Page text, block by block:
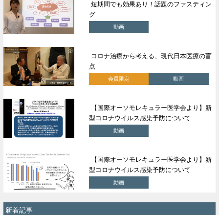
短期間でも効果あり！話題のファスティン
グ
動画
コロナ治療から考える、現代日本医療の盲
点
会員限定 動画
【国際オーソモレキュラー医学会より】新
型コロナウイルス感染予防について
動画
【国際オーソモレキュラー医学会より】新
型コロナウイルス感染予防について
動画
新着記事